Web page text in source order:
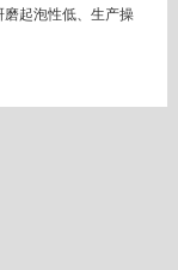
起泡性低、生产操